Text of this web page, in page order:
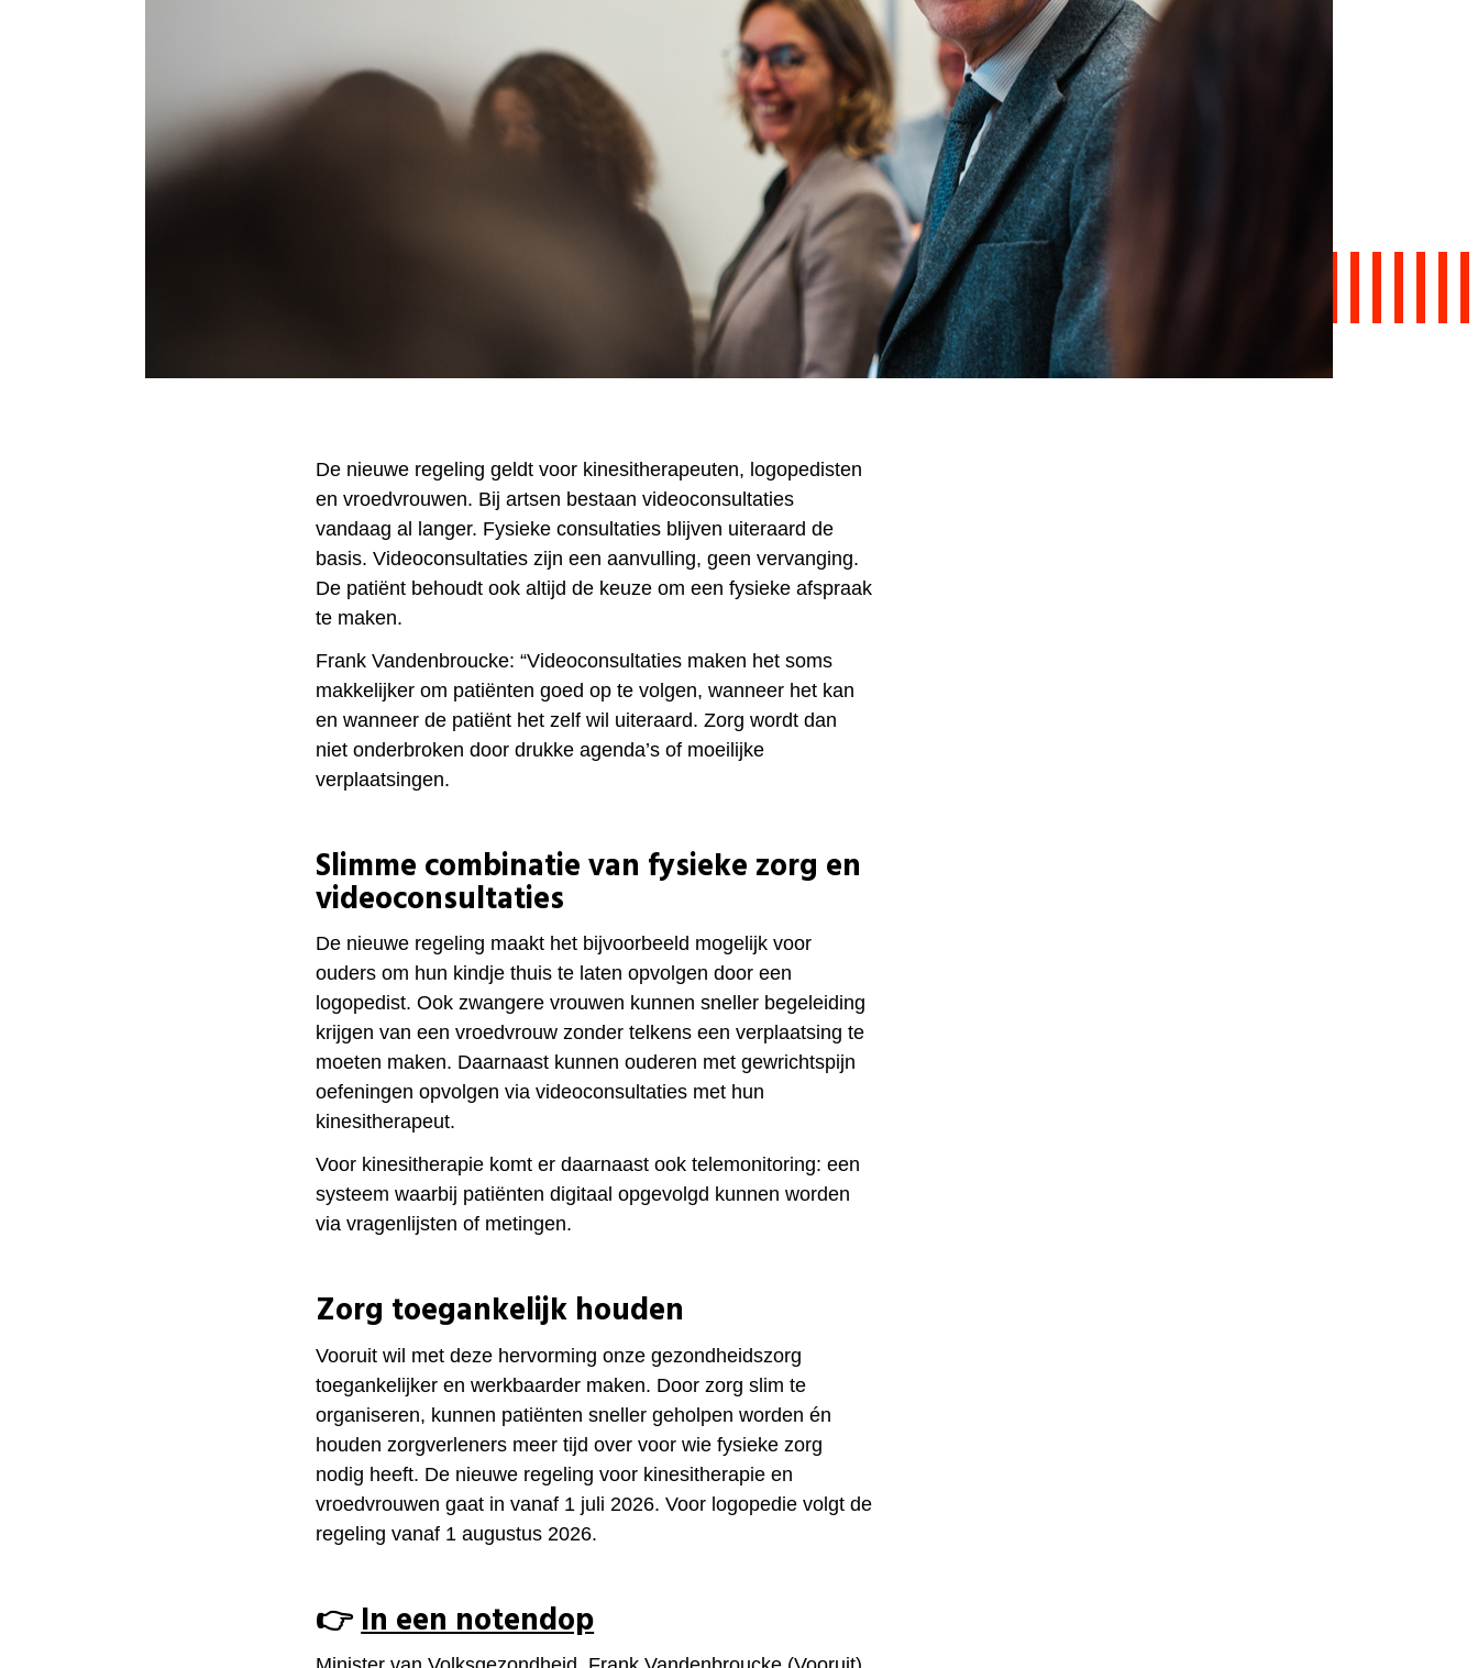
De nieuwe regeling geldt voor kinesitherapeuten, logopedisten
en vroedvrouwen. Bij artsen bestaan videoconsultaties
vandaag al langer. Fysieke consultaties blijven uiteraard de
basis. Videoconsultaties zijn een aanvulling, geen vervanging.
De patiënt behoudt ook altijd de keuze om een fysieke afspraak
te maken.
Frank Vandenbroucke: “Videoconsultaties maken het soms
makkelijker om patiënten goed op te volgen, wanneer het kan
en wanneer de patiënt het zelf wil uiteraard. Zorg wordt dan
niet onderbroken door drukke agenda’s of moeilijke
verplaatsingen.
Slimme combinatie van fysieke zorg en
videoconsultaties
De nieuwe regeling maakt het bijvoorbeeld mogelijk voor
ouders om hun kindje thuis te laten opvolgen door een
logopedist. Ook zwangere vrouwen kunnen sneller begeleiding
krijgen van een vroedvrouw zonder telkens een verplaatsing te
moeten maken. Daarnaast kunnen ouderen met gewrichtspijn
oefeningen opvolgen via videoconsultaties met hun
kinesitherapeut.
Voor kinesitherapie komt er daarnaast ook telemonitoring: een
systeem waarbij patiënten digitaal opgevolgd kunnen worden
via vragenlijsten of metingen.
Zorg toegankelijk houden
Vooruit wil met deze hervorming onze gezondheidszorg
toegankelijker en werkbaarder maken. Door zorg slim te
organiseren, kunnen patiënten sneller geholpen worden én
houden zorgverleners meer tijd over voor wie fysieke zorg
nodig heeft. De nieuwe regeling voor kinesitherapie en
vroedvrouwen gaat in vanaf 1 juli 2026. Voor logopedie volgt de
regeling vanaf 1 augustus 2026.
👉In een notendop